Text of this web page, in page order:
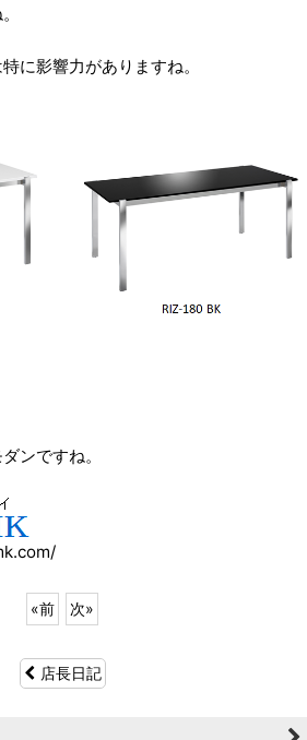
に影響力がありますね。
ンですね。
«前 次»
店長日記